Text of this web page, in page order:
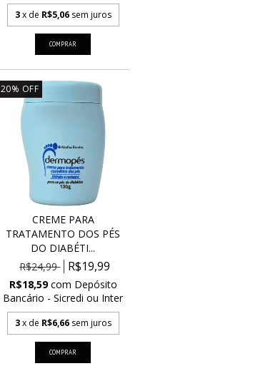
3x de R$5,06 sem juros
20% OFF
CREME PARA
TRATAMENTO DOS PÉS
DO DIABÉTI...
R$24,99
R$19,99
R$18,59com Depósito
Bancário - Sicredi ou Inter
3x de R$6,66 sem juros